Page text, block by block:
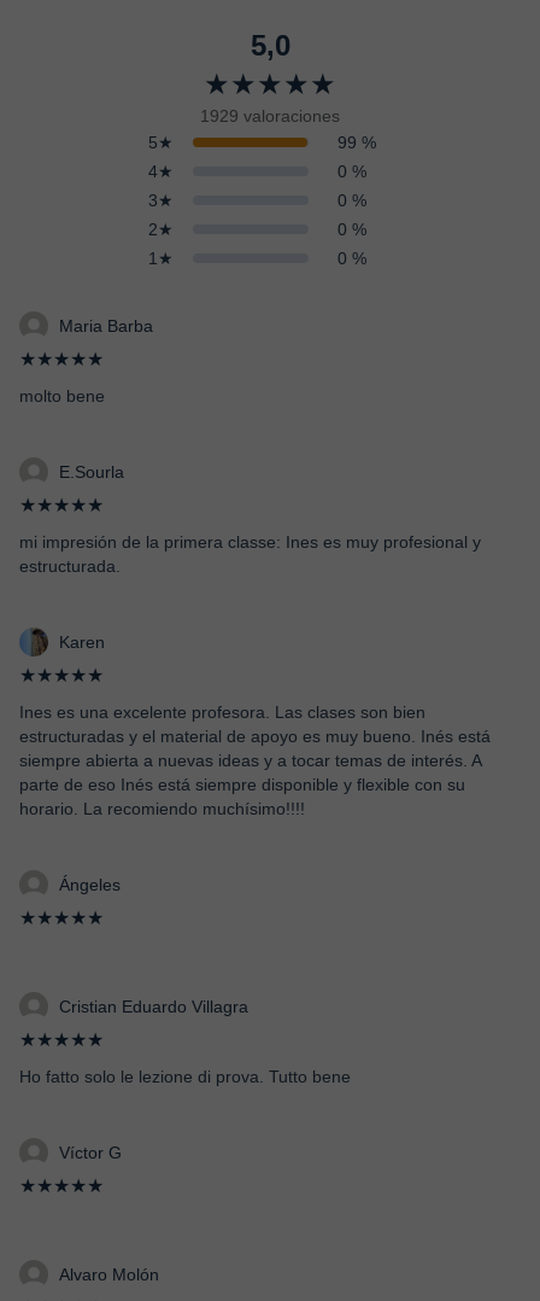
5,0
★★★★★
1929 valoraciones
5★
99 %
4★
0 %
3★
0 %
2★
0 %
1★
0 %
Maria Barba
★★★★★
molto bene
E.Sourla
★★★★★
mi impresión de la primera classe: Ines es muy profesional y
estructurada.
Karen
★★★★★
Ines es una excelente profesora. Las clases son bien
estructuradas y el material de apoyo es muy bueno. Inés está
siempre abierta a nuevas ideas y a tocar temas de interés. A
parte de eso Inés está siempre disponible y flexible con su
horario. La recomiendo muchísimo!!!!
Ángeles
★★★★★
Cristian Eduardo Villagra
★★★★★
Ho fatto solo le lezione di prova. Tutto bene
Víctor G
★★★★★
Alvaro Molón